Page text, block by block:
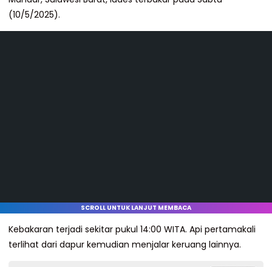
(10/5/2025).
SCROLL UNTUK LANJUT MEMBACA
Kebakaran terjadi sekitar pukul 14:00 WITA. Api pertamakali
terlihat dari dapur kemudian menjalar keruang lainnya.